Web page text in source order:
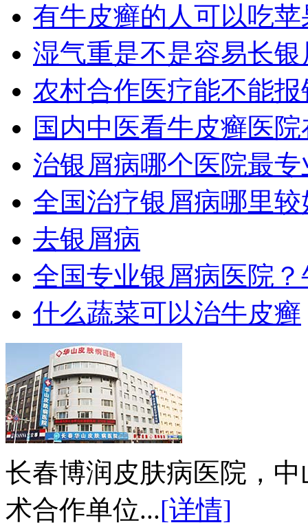
有牛皮癣的人可以吃
湿气重是不是容易长银
农村合作医疗能不能
国内中医看牛皮癣医
治银屑病哪个医院最专
全国治疗银屑病哪里
去银屑病
全国专业银屑病医院
什么蔬菜可以治牛皮癣
长春博润皮肤病医院，
术合作单位...[详情]